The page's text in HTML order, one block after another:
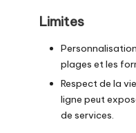
Limites
plages et les
Respect de la
ligne peut
de services.